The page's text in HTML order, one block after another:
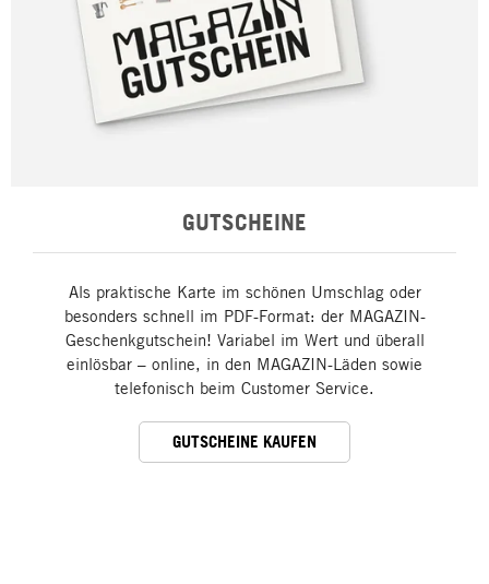
GUTSCHEINE
Als praktische Karte im schönen Umschlag oder
besonders schnell im PDF-Format: der MAGAZIN-
Geschenkgutschein! Variabel im Wert und überall
einlösbar – online, in den MAGAZIN-Läden sowie
telefonisch beim Customer Service.
GUTSCHEINE KAUFEN